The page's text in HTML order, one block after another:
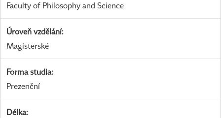
Faculty of Philosophy and Science
Úroveň vzdělání:
Magisterské
Forma studia:
Prezenční
Délka: